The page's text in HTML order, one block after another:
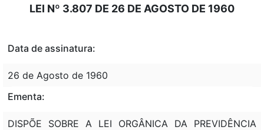
LEI Nº 3.807 DE 26 DE AGOSTO DE 1960
Data de assinatura:
26 de Agosto de 1960
Ementa:
DISPÕE SOBRE A LEI ORGÂNICA DA PREVIDÊNCIA